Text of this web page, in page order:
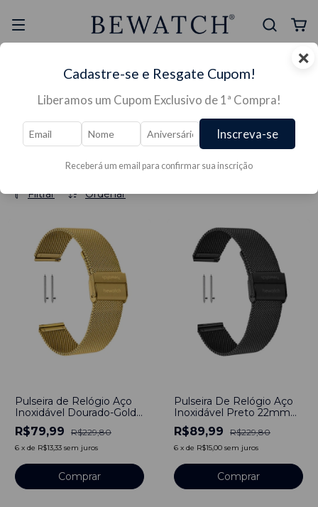
Mais Segura Lojas Físicas
PULSEIRAS / Pulseiras Para Relógios / Pulseira Para Relógios BEWATCH
Pulseira Para Relógios
BEWATCH
Ordenar
Filtrar
Pulseira de Relógio Aço
Inoxidável Dourado-Gold
22mm Engate Rápido
R$79,99 R$229,80
6 x de R$13,33 sem juros
Comprar
Pulseira De Relógio Aço
Inoxidável Preto 22mm
Engate Rápido
R$89,99 R$229,80
6 x de R$15,00 sem juros
Comprar
×
Cadastre-se e Resgate Cupom!
Liberamos um Cupom Exclusivo de 1ª Compra!
Inscreva-se
Receberá um email para confirmar sua inscrição